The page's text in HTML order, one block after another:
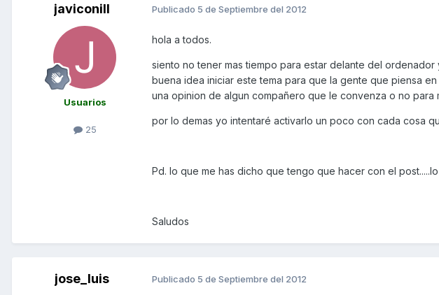
javiconill
Usuarios
25
Publicado 5 de Septiembre del 2012
hola a todos.
siento no tener mas tiempo para estar delante del
buena idea iniciar este tema para que la gente que piensa
una opinion de algun compañero que le convenza o no para
por lo demas yo intentaré activarlo un poco con cada cosa
Pd. lo que me has dicho que tengo que hacer con el
Saludos
jose_luis Publicado 5 de Septiembre del 2012